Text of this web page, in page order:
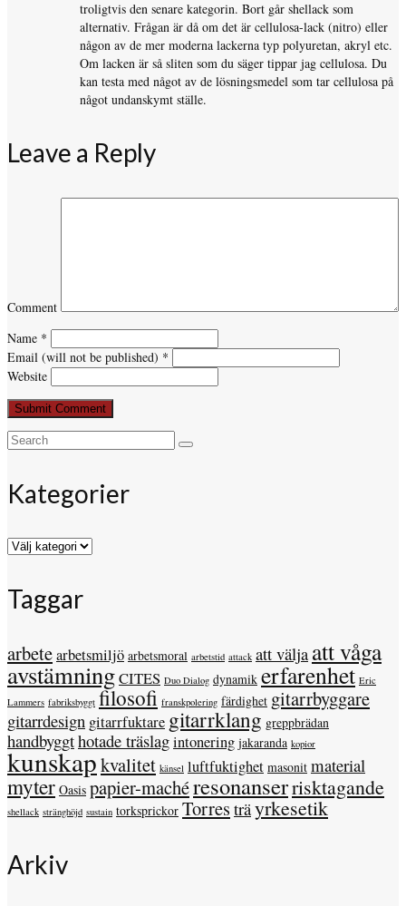
troligtvis den senare kategorin. Bort går shellack som
alternativ. Frågan är då om det är cellulosa-lack (nitro) eller
någon av de mer moderna lackerna typ polyuretan, akryl etc.
Om lacken är så sliten som du säger tippar jag cellulosa. Du
kan testa med något av de lösningsmedel som tar cellulosa på
något undanskymt ställe.
Leave a Reply
Comment
Name *
Email (will not be published) *
Website
Search
Kategorier
Kategorier
Taggar
arbetearbetsmiljö arbetsmoral arbetstid attack att välja att våga
avstämningCITES Duo Dialog dynamik erfarenhet Eric
Lammers fabriksbyggt filosofi franskpolering färdighet gitarrbyggare
gitarrdesign gitarrfuktare gitarrklang greppbrädan
handbyggthotade träslagintonering jakaranda kopior
kunskapkvalitet känsel luftfuktighet masonit material
myter Oasis papier-machéresonanserrisktagande
shellack stränghöjd sustain torksprickor Torres träyrkesetik
Arkiv